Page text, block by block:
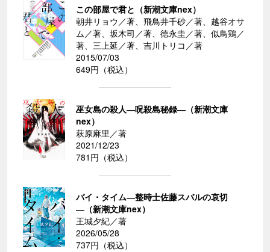
この部屋で君と（新潮文庫nex）
朝井リョウ／著、飛鳥井千砂／著、越谷オサ
ム／著、坂木司／著、徳永圭／著、似鳥鶏／
著、三上延／著、吉川トリコ／著
2015/07/03
649円（税込）
巫女島の殺人―呪殺島秘録―（新潮文庫
nex）
萩原麻里／著
2021/12/23
781円（税込）
バイ・タイム―整時士佐藤スバルの哀切
―（新潮文庫nex）
王城夕紀／著
2026/05/28
737円（税込）